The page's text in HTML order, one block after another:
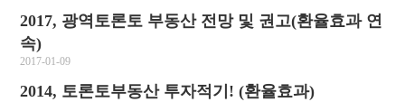
2017, 광역토론토 부동산 전망 및 권고(환율효과 연
속)
2017-01-09
2014, 토론토부동산 투자적기! (환율효과)